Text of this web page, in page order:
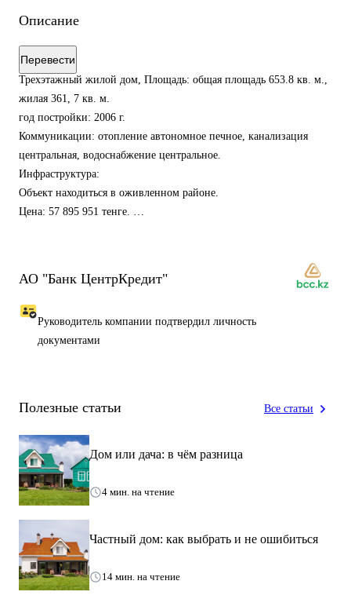
Описание
Перевести
Трехэтажный жилой дом, Площадь: общая площадь 653.8 кв. м.,
жилая 361, 7 кв. м.
год постройки: 2006 г.
Коммуникации: отопление автономное печное, канализация
центральная, водоснабжение центральное.
Инфраструктура:
Объект находиться в оживленном районе.
Цена: 57 895 951 тенге.
АО "Банк ЦентрКредит"
Руководитель компании подтвердил личность
документами
Полезные статьи Все статьи
Дом или дача: в чём разница
4 мин. на чтение
Частный дом: как выбрать и не ошибиться
14 мин. на чтение